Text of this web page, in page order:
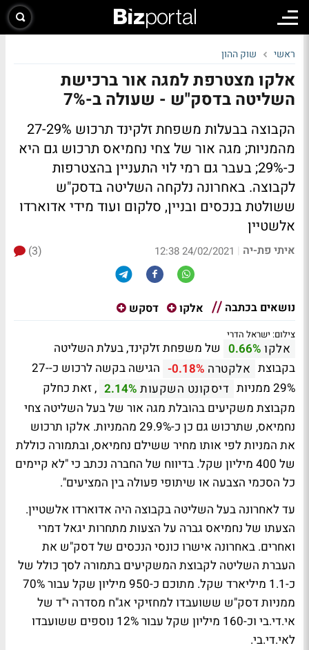
ראשי שוק ההון
אלקו מצטרפת למגה אור ברכישת
השליטה בדסק"ש - שעולה ב-7%
הקבוצה בבעלות משפחת זלקינד תרכוש 27-29%
מהמניות; מגה אור של צחי נחמיאס תרכוש גם היא
כ-29%; בעבר גם רמי לוי התעניין בהצטרפות
לקבוצה. באחרונה נלקחה השליטה בדסק"ש
ששולטת בנכסים ובניין, סלקום ועוד מידי אדוארדו
אלשטיין
איתי פת-יה |
24/02/2021 12:38
(3)
נושאים בכתבה אלקו דסקש
צילום: ישראל הדרי
אלקו 0.66% של משפחת זלקינד, בעלת השליטה
בקבוצת אלקטרה -0.18%
הגישה בקשה לרכוש כ-27-
29% ממניות
דיסקונט השקעות 2.14% , זאת כחלק
מקבוצת משקיעים בהובלת מגה אור של בעל השליטה צחי
נחמיאס, שתרכוש גם כן כ-29.9% מהמניות. אלקו תרכוש
את המניות לפי אותו מחיר ששילם נחמיאס, ובתמורה כוללת
של 400 מיליון שקל. בדיווח של החברה נכתב כי "לא קיימים
כל הסכמי הצבעה או שיתופי פעולה בין המציעים".
עד לאחרונה בעל השליטה בקבוצה היה אדוארדו אלשטיין.
הצעתו של נחמיאס גברה על הצעות מתחרות יגאל דמרי
ואחרים. באחרונה אישרו כונסי הנכסים של דסק"ש את
העברת השליטה לקבוצת המשקיעים בתמורה לסך כולל של
כ-1.1 מיליארד שקל. מתוכם כ-950 מיליון שקל עבור 70%
ממניות דסק"ש ששועבדו למחזיקי אג"ח מסדרה י"ד של
אי.די.בי וכ-160 מיליון שקל עבור 12% נוספים ששועבדו
לאי.די.בי.